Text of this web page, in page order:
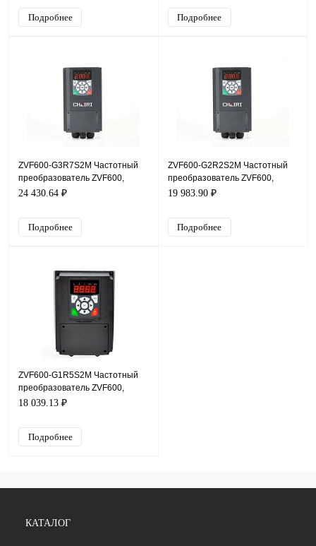
Подробнее Подробнее
ZVF600-G3R7S2M Частотный
преобразователь ZVF600,
220В, 3,7кВт, 16А, IP54
24 430.64 ₽
Подробнее
ZVF600-G2R2S2M Частотный
преобразователь ZVF600,
220В, 2,2кВт, 10А, IP54
19 983.90 ₽
Подробнее
ZVF600-G1R5S2M Частотный
преобразователь ZVF600,
220В, 1,5кВт, 7А, IP54
18 039.13 ₽
Подробнее
КАТАЛОГ